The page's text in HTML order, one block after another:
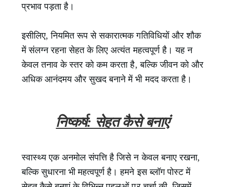
प्रभाव पड़ता है।
इसीलिए, नियमित रूप से सकारात्मक गतिविधियों और शौक
में संलग्न रहना सेहत के लिए अत्यंत महत्वपूर्ण है। यह न
केवल तनाव के स्तर को कम करता है, बल्कि जीवन को और
अधिक आनंदमय और सुखद बनाने में भी मदद करता है।
निष्कर्ष: सेहत कैसे बनाएं
स्वास्थ्य एक अनमोल संपत्ति है जिसे न केवल बनाए रखना,
बल्कि सुधारना भी महत्वपूर्ण है। हमने इस ब्लॉग पोस्ट में